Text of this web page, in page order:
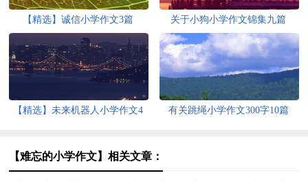
【精选】诚信小学作文3篇 关于小狗小学作文锦集九篇
【精选】未来机器人小学作文4
有关跳绳小学作文300字10篇
【难忘的小学作文】相关文章：